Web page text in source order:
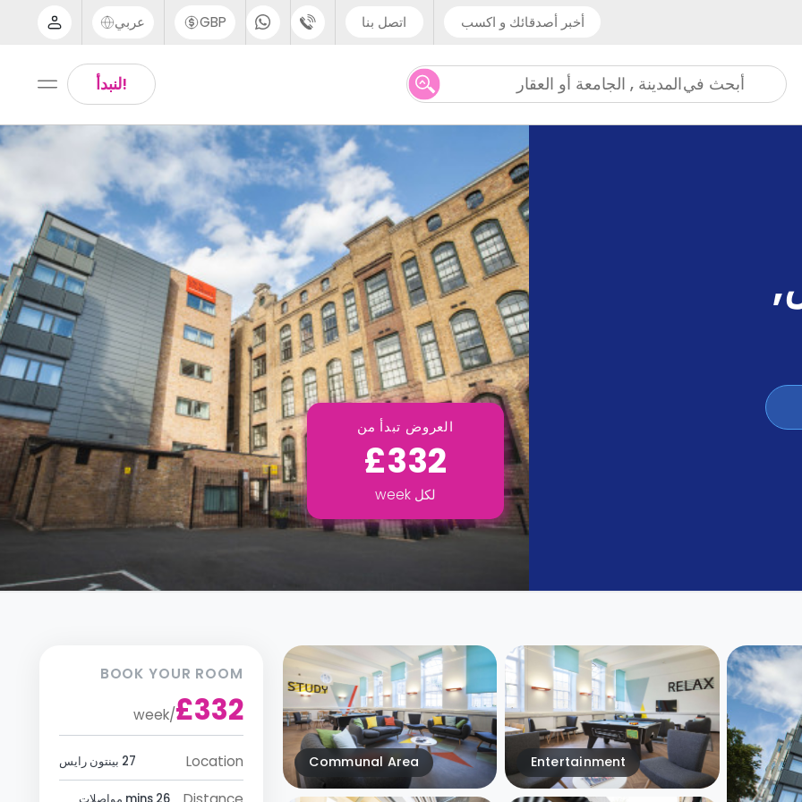
أخبر أصدقائك و اكسب اتصل بنا
UK - +44 (0) 20 3871 8666
IN - +91 (80) 3711 1326
US - +1 (646) 718 6172
GBP عربي
Arabic
English
Thai
!لنبدأ أبحث فيالمدينة , الجامعة أو العقار
,
العروض تبدأ من
£332
لكل week
Entertainment
Communal Area
BOOK YOUR ROOM
£332
/
week
Location 27 بينتون رايس